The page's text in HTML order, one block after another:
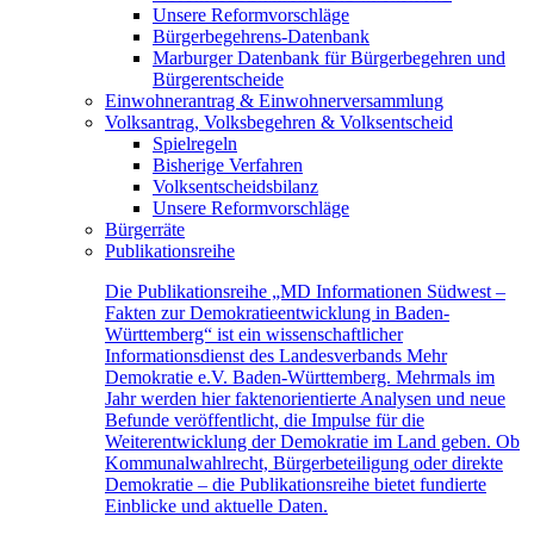
Unsere Reformvorschläge
Bürgerbegehrens-Datenbank
Marburger Datenbank für Bürgerbegehren und
Bürgerentscheide
Einwohnerantrag & Einwohnerversammlung
Volksantrag, Volksbegehren & Volksentscheid
Spielregeln
Bisherige Verfahren
Volksentscheidsbilanz
Unsere Reformvorschläge
Bürgerräte
Publikationsreihe
Die Publikationsreihe „MD Informationen Südwest –
Fakten zur Demokratieentwicklung in Baden-
Württemberg“ ist ein wissenschaftlicher
Informationsdienst des Landesverbands Mehr
Demokratie e.V. Baden-Württemberg. Mehrmals im
Jahr werden hier faktenorientierte Analysen und neue
Befunde veröffentlicht, die Impulse für die
Weiterentwicklung der Demokratie im Land geben. Ob
Kommunalwahlrecht, Bürgerbeteiligung oder direkte
Demokratie – die Publikationsreihe bietet fundierte
Einblicke und aktuelle Daten.